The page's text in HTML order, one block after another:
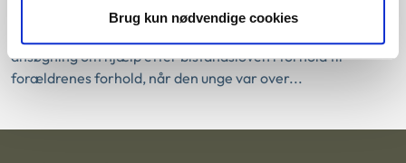
Brug kun nødvendige cookies
ansøgning om hjælp efter bistandsloven i forhold til
forældrenes forhold, når den unge var over...